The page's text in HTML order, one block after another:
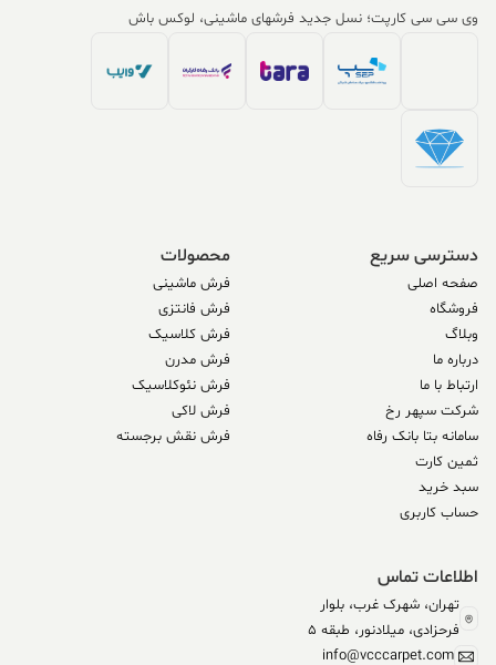
وی سی سی کارپت؛ نسل جدید فرشهای ماشینی، لوکس باش
دسترسی سریع
صفحه اصلی
فروشگاه
وبلاگ
درباره ما
ارتباط با ما
شرکت سپهر رخ
سامانه بتا بانک رفاه
ثمین کارت
سبد خرید
حساب کاربری
محصولات
فرش ماشینی
فرش فانتزی
فرش کلاسیک
فرش مدرن
فرش نئوکلاسیک
فرش لاکی
فرش نقش برجسته
اطلاعات تماس
تهران، شهرک غرب، بلوار
فرحزادی، میلادنور، طبقه 5
info@vcccarpet.com